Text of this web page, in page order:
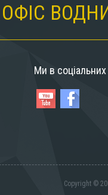
Ми в
Copyright ©